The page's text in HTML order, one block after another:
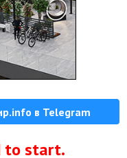
в Telegram
to start.